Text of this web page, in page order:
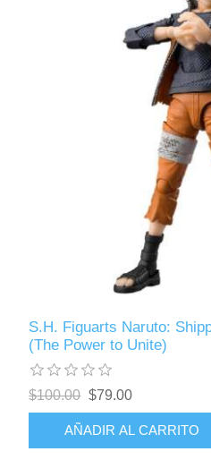
S.H. Figuarts Naruto:
(The Power to Unite)
$100.00 $79.00
AÑADIR AL CARRITO